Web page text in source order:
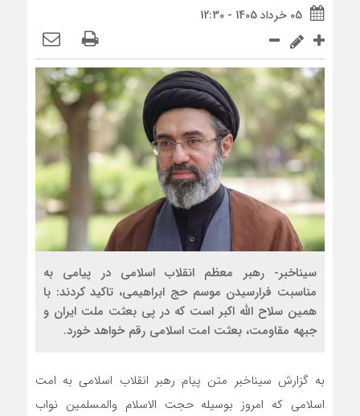
05 خرداد 1405 - 12:30
سیناخبر- رهبر معظم انقلاب اسلامی در پیامی به
مناسبت فرارسیدن موسم حج ابراهیمی، تاکید کردند: با
همین سلاح الله اکبر است که در پی بعثت ملت ایران و
جبهه مقاومت، بعثت امت اسلامی رقم خواهد خورد.
به گزارش سیناخبر متن پیام رهبر انقلاب اسلامی به امت
اسلامی که امروز بوسیله حجت الاسلام والمسلمین نواب